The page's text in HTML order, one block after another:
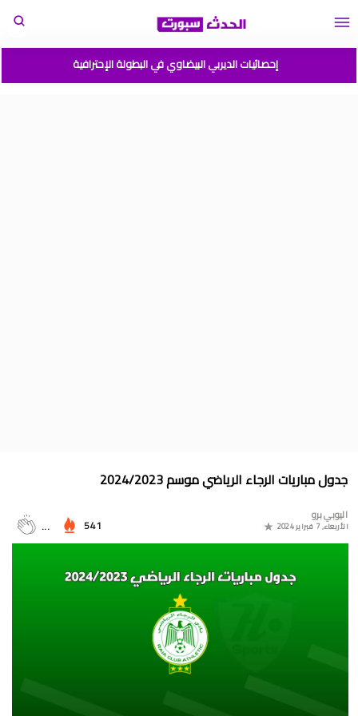
إحصائيات الديربي البيضاوي في البطولة الإحترافية
المجموعات الكاملة لدوري التميز الجديد 2024
ترتيب مجموعة المغرب في التصفيات الإفريقية المؤهلة لكأس العالم
2026
جدول مباريات الرجاء الرياضي موسم 2024/2023
اليوبي برو
الأربعاء, 7 فبراير 2024 ...